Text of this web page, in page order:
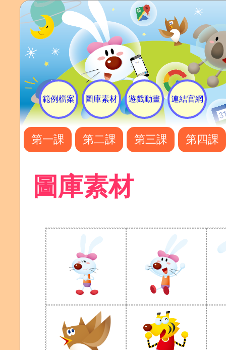
範例檔案 圖庫素材 遊戲動畫 連結官網
第一課 第二課 第三課 第四課
圖庫素材